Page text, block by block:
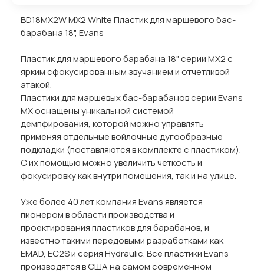
BD18MX2W MX2 White Пластик для маршевого бас-
барабана 18", Evans
Пластик для маршевого барабана 18" серии MX2 с
ярким сфокусированным звучанием и отчетливой
атакой.
Пластики для маршевых бас-барабанов серии Evans
MX оснащены уникальной системой
демпфирования, которой можно управлять
применяя отдельные войлочные дугообразные
подкладки (поставляются в комплекте с пластиком).
С их помощью можно увеличить четкость и
фокусировку как внутри помещения, так и на улице.
Уже более 40 лет компания Evans является
пионером в области производства и
проектирования пластиков для барабанов, и
известно такими передовыми разработками как
EMAD, EC2S и серия Hydraulic. Все пластики Evans
производятся в США на самом современном